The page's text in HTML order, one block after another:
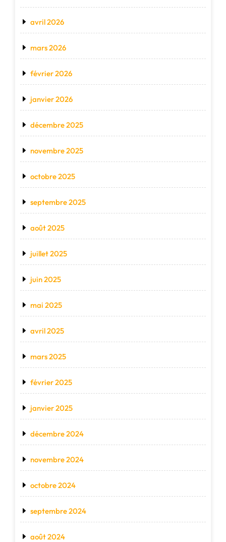
avril 2026
mars 2026
février 2026
janvier 2026
décembre 2025
novembre 2025
octobre 2025
septembre 2025
août 2025
juillet 2025
juin 2025
mai 2025
avril 2025
mars 2025
février 2025
janvier 2025
décembre 2024
novembre 2024
octobre 2024
septembre 2024
août 2024